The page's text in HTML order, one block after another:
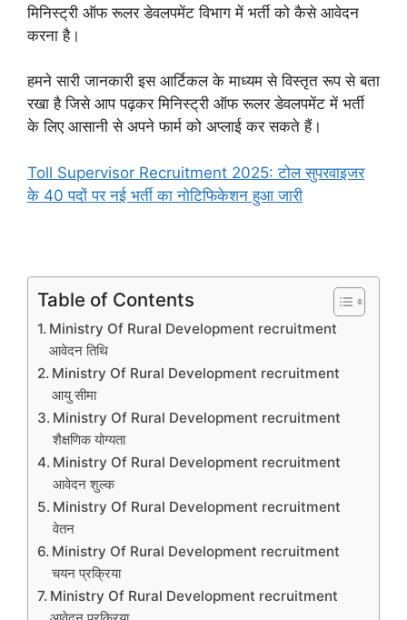
मिनिस्ट्री ऑफ रूलर डेवलपमेंट विभाग में भर्ती को कैसे आवेदन
करना है।
हमने सारी जानकारी इस आर्टिकल के माध्यम से विस्तृत रूप से बता
रखा है जिसे आप पढ़कर मिनिस्ट्री ऑफ रूलर डेवलपमेंट में भर्ती
के लिए आसानी से अपने फार्म को अप्लाई कर सकते हैं।
Toll Supervisor Recruitment 2025: टोल सुपरवाइजर
के 40 पदों पर नई भर्ती का नोटिफिकेशन हुआ जारी
Table of Contents
Ministry Of Rural Development recruitment
आवेदन तिथि
Ministry Of Rural Development recruitment
आयु सीमा
Ministry Of Rural Development recruitment
शैक्षणिक योग्यता
Ministry Of Rural Development recruitment
आवेदन शुल्क
Ministry Of Rural Development recruitment
वेतन
Ministry Of Rural Development recruitment
चयन प्रक्रिया
Ministry Of Rural Development recruitment